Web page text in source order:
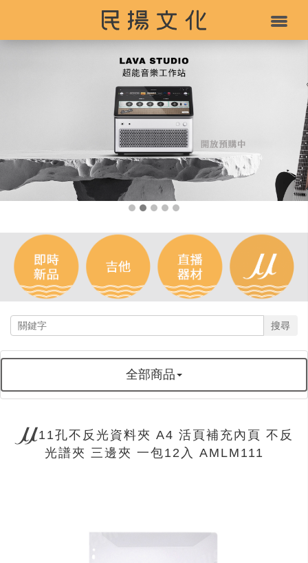
搜尋
全部商品
11孔不反光資料夾 A4 活頁補充內頁 不反
光譜夾 三邊夾 一包12入 AMLM111